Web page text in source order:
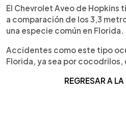
El Chevrolet Aveo de Hopkins
a comparación de los 3,3
una especie común en Florida.
Accidentes como este tipo
Florida, ya sea por cocodrilos,
REGRESAR A